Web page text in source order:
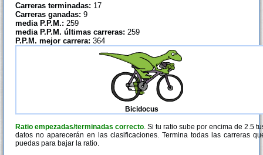
Carreras terminadas: 17
Carreras ganadas: 9
media P.P.M.: 259
media P.P.M. últimas carreras: 259
P.P.M. mejor carrera: 364
Bicidocus
Ratio empezadas/terminadas correcto. Si tu ratio sube por encima de 2.5
datos no aparecerán en las clasificaciones. Termina todas las carreras
puedas para bajar la ratio.